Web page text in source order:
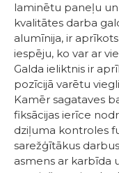
laminētu paneļu un
kvalitātes darba
alumīnija, ir
iespēju, ko var ar
Galda ieliktnis ir
pozīcijā varētu
Kamēr sagataves
fiksācijas ierīce
dziļuma kontroles
sarežģītākus
asmens ar karbīda